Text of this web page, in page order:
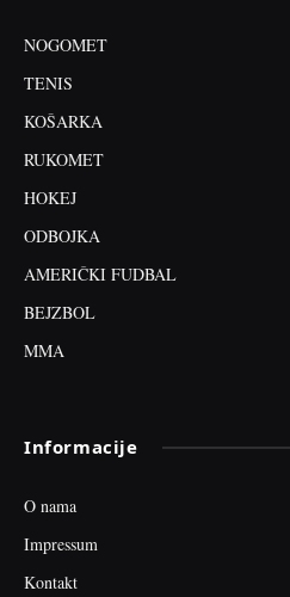
NOGOMET
TENIS
KOŠARKA
RUKOMET
HOKEJ
ODBOJKA
AMERIČKI FUDBAL
BEJZBOL
MMA
Informacije
O nama
Impressum
Kontakt